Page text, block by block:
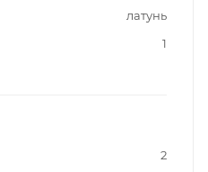
латунь
1
2